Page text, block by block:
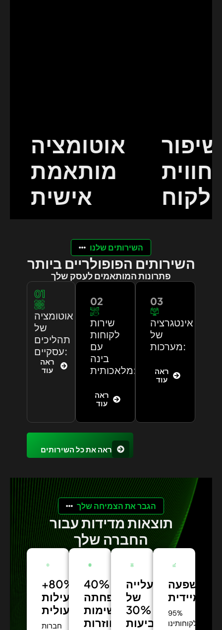
אוטומציה
מותאמת
אישית
שיפור
חווית
הלקוח
השירותים שלנו
השירותים הפופולריים ביותר
פתרונות המותאמים לעסק שלך
01
אוטומציה
של
תהליכים
עסקיים:
ראה
עוד
02
שירות
לקוחות
עם
בינה
מלאכותית:
ראה
עוד
03
אינטגרציה
של
מערכות:
ראה
עוד
ראה את כל השירותים
הגבר את הצמיחה שלך
תוצאות מדידות עבור
החברה שלך
+80%
יעילות
תפעולית:
חברות
40%
הפחתה
במשימות
עלייה
של
30%
בשביעות
השפעה
95%
מלקוחותינו